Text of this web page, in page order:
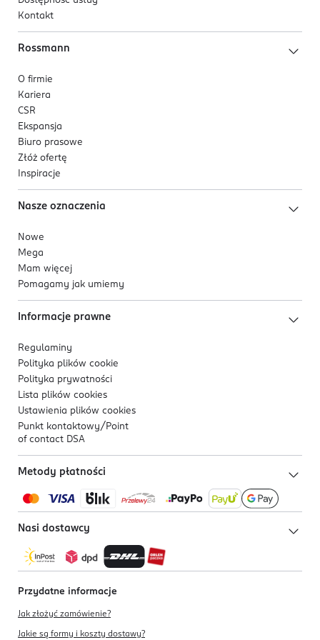
bez nadzoru.
Pacjenci, którzy niedawno przeszli zabieg
Jeżeli po stosowaniu produktu przez okres
dłuższy niż 2 tygodnie dziąsła nadal krwawią
należy skonsultować się ze stomatologiem.
Aby uniknąć obrażeń, nie należy zbliżać
końcówki dyszy do dziąseł lub zębów.
spowodować przypadkowe obrażenia w
przypadku dostania się wody do oczu, nosa, uszu
lub gardła.
fizjologicznej ani innych substancji chemicznych
lub roztworów, które nie rozpuszczają się w
wodzie. Użycie tych płynów może uszkodzić
produkt i skrócić jego żywotność. Nie wstrzykiwać
do tego produktu silnie skoncentrowanego płynu
do płukania ust. Jeśli musisz użyć płynu do
użyciem. W przypadku rozcieńczonego płynu do
Przed użyciem oczyścić gętkę.
Nie zanurzaj urządzenia spłukującego w wodzie.
Po użyciu przetrzyj korpus ściereczką.
czas, zbiornik na wodę powinien być opróżniony,
dysza wyjęta, obudowa i port ładowania nie
mogą być wilgotne, a następnie przechowywać w
Kontakt
Rossmann
O firmie
Kariera
CSR
Ekspansja
Biuro prasowe
Złóż ofertę
Inspiracje
Nasze oznaczenia
Nowe
Mega
Mam więcej
Pomagamy jak umiemy
Informacje prawne
Regulaminy
Polityka plików cookie
Polityka prywatności
Lista plików cookies
Ustawienia plików cookies
Punkt kontaktowy/ Point
of contact DSA
Metody płatności
Nasi dostawcy
Przydatne informacje
Jak złożyć zamówienie?
Jakie są formy i koszty dostawy?